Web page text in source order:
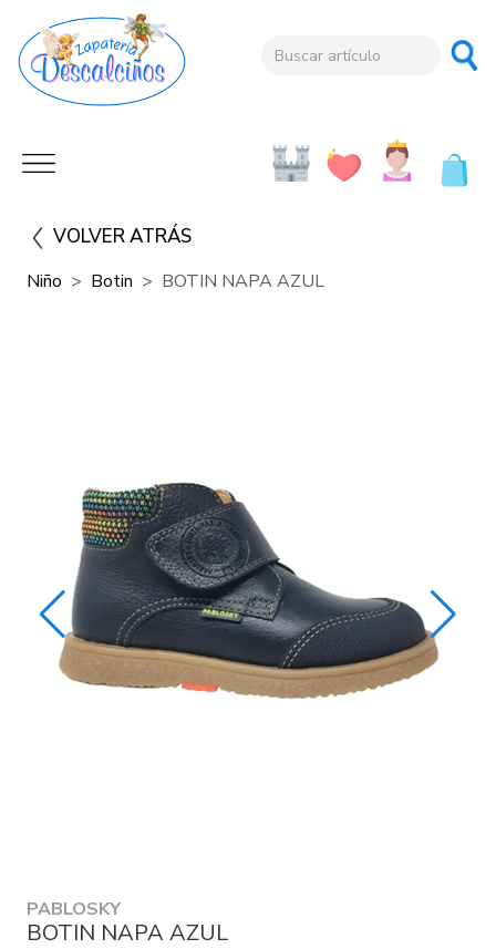
VOLVER ATRÁS
Niño Botin BOTIN NAPA AZUL
PABLOSKY
BOTIN NAPA AZUL